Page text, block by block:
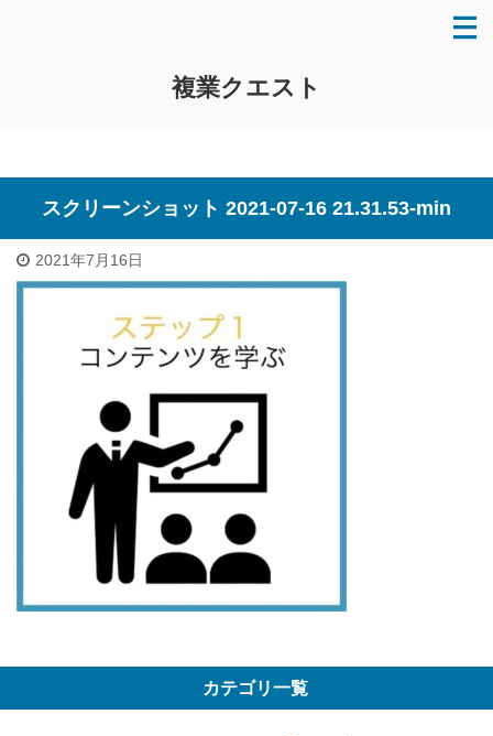
複業クエスト
スクリーンショット 2021-07-16 21.31.53-min
2021年7月16日
カテゴリ一覧